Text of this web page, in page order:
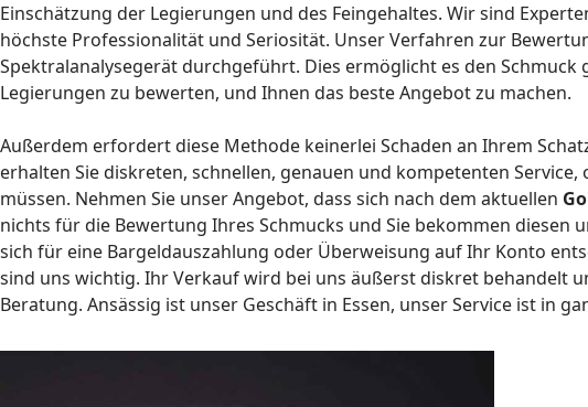
Einschätzung der Legierungen und des Feingehaltes. Wir sind
höchste Professionalität und Seriosität. Unser Verfahren zur
Spektralanalysegerät durchgeführt. Dies ermöglicht es den Schmuck
Legierungen zu bewerten, und Ihnen das beste Angebot zu machen.
Außerdem erfordert diese Methode keinerlei Schaden an Ihrem
erhalten Sie diskreten, schnellen, genauen und kompetenten
müssen. Nehmen Sie unser Angebot, dass sich nach dem aktuellen
nichts für die Bewertung Ihres Schmucks und Sie bekommen diesen
sich für eine Bargeldauszahlung oder Überweisung auf Ihr Konto
sind uns wichtig. Ihr Verkauf wird bei uns äußerst diskret behandelt
Beratung. Ansässig ist unser Geschäft in Essen, unser Service ist in